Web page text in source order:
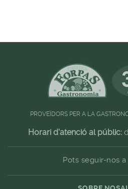
PROVEÏDORS PER A LA
Horari d'atenció al públic:
Pots seguir-nos a